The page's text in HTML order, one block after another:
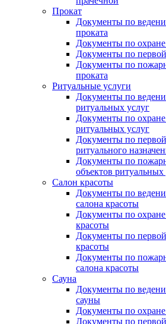
Прокат
Документы по
проката
Документы по охране
Документы по
Документы по
проката
Ритуальные услуги
Документы по
ритуальных услуг
Документы по охране
ритуальных услуг
Документы по
ритуального
Документы по
объектов ритуальных
Салон красоты
Документы по
салона красоты
Документы по охране
красоты
Документы по
красоты
Документы по
салона красоты
Сауна
Документы по
сауны
Документы по охране
Документы по